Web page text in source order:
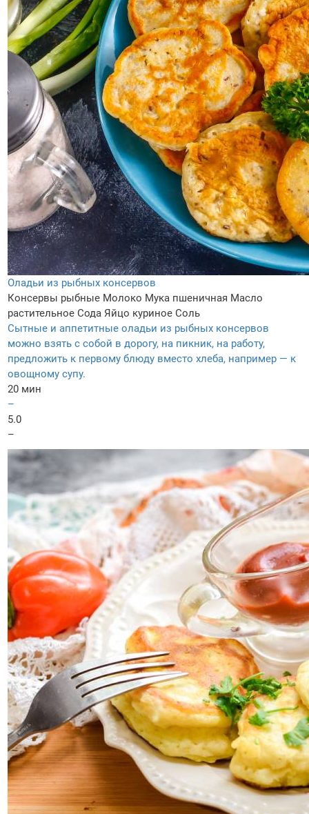
Оладьи из рыбных консервов
Консервы рыбные Молоко Мука пшеничная Масло
растительное Сода Яйцо куриное Соль
Сытные и аппетитные оладьи из рыбных консервов
можно взять с собой в дорогу, на пикник, на работу,
предложить к первому блюду вместо хлеба, например — к
овощному супу.
20 мин
–
5.0
–